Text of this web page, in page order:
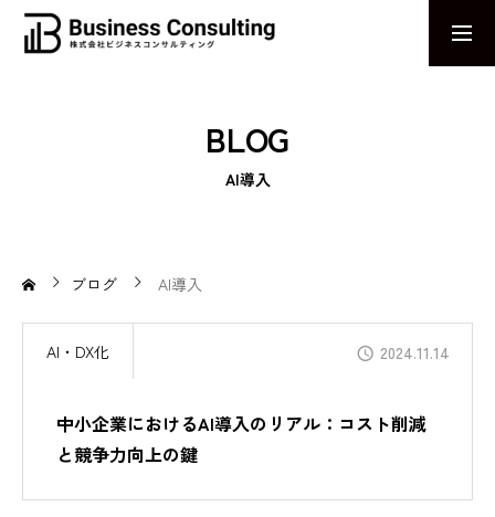
企業の課題解決に終わりはない
AIワークハックCAMP
求人AIナビ
拡散力と求心力に長けた求人サービス
BLOG
AI導入
ブログ AI導入
AI・DX化 2024.11.14
中小企業におけるAI導入のリアル：コスト削減
と競争力向上の鍵